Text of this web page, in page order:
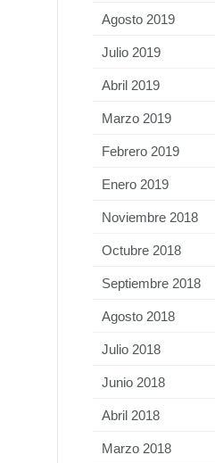
Agosto 2019
Julio 2019
Abril 2019
Marzo 2019
Febrero 2019
Enero 2019
Noviembre 2018
Octubre 2018
Septiembre 2018
Agosto 2018
Julio 2018
Junio 2018
Abril 2018
Marzo 2018